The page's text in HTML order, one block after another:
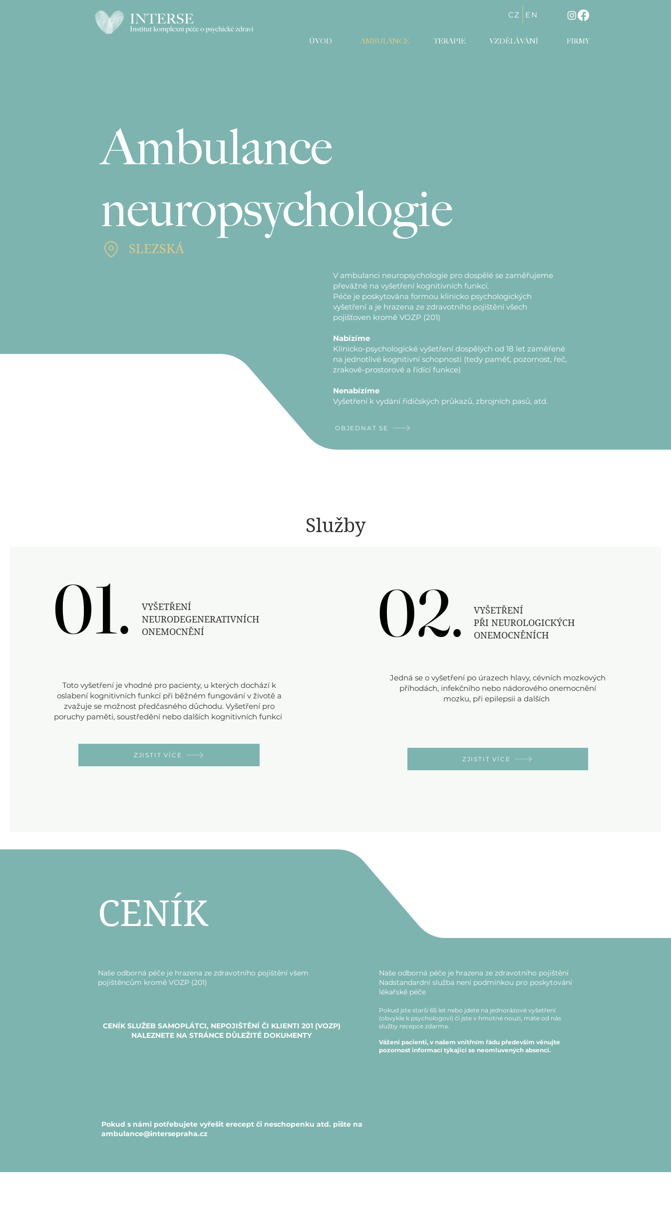
EN
CZ
ÚVOD AMBULANCE TERAPIE VZDĚLÁVÁNÍ FIRMY
Ambulance
neuropsychologie
SLEZSKÁ
V ambulanci neuropsychologie pro dospělé se zaměřujeme
převážně na vyšetření kognitivních funkcí.
Péče je poskytována formou klinicko psychologických
vyšetření a je hrazena ze zdravotního pojištění všech
pojišťoven kromě VOZP (201)
Nabízíme
Klinicko-psychologické vyšetření dospělých od 18 let zaměřené
na jednotlivé kognitivní schopnosti (tedy paměť, pozornost, řeč,
zrakově-prostorové a řídící funkce)
Nenabízíme
Vyšetření k vydání řidičských průkazů, zbrojních pasů, atd.
OBJEDNAT SE
Služby
01.
01.
VYŠETŘENÍ
NEURODEGENERATIVNÍCH
ONEMOCNĚNÍ
Toto vyšetření je vhodné pro pacienty, u kterých dochází k
oslabení kognitivních funkcí při běžném fungování v životě a
zvažuje se možnost předčasného důchodu. Vyšetření pro
poruchy paměti, soustředění nebo dalších kognitivních funkcí
ZJISTIT VÍCE
02.
02.
VYŠETŘENÍ
PŘI NEUROLOGICKÝCH
ONEMOCNĚNÍCH
Jedná se o vyšetření po úrazech hlavy, cévních mozkových
příhodách, infekčního nebo nádorového onemocnění
mozku, při epilepsii a dalších
ZJISTIT VÍCE
CENÍK
Naše odborná péče je hrazena ze zdravotního pojištění všem
pojištěncům kromě VOZP (201)
CENÍK SLUŽEB SAMOPLÁTCI, NEPOJIŠTĚNÍ ČI KLIENTI 201 (VOZP)
NALEZNETE NA STRÁNCE DŮLEŽITÉ DOKUMENTY
Pokud s námi potřebujete vyřešit erecept či neschopenku atd. pište na
ambulance@intersepraha.cz
Naše odborná péče je hrazena ze zdravotního pojištění
Nadstandardní služba není podmínkou pro poskytování
lékařské péče
Pokud jste starší 65 let nebo jdete na jednorázové vyšetření
(obvykle k psychologovi) či jste v hmotné nouzi, máte od nás
služby recepce zdarma.
Vážení pacienti, v našem vnitřním řádu především věnujte
pozornost informací týkající se neomluvených absencí.